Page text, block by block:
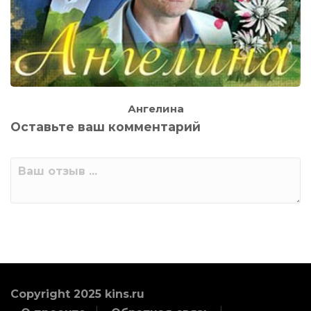
Ангелина
Оставьте ваш комментарий
Copyright 2025 kins.ru